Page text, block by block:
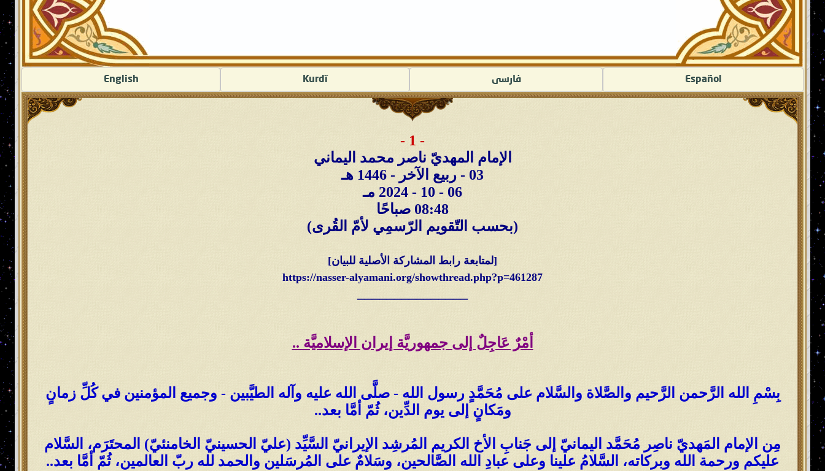
Español فارسى Kurdî
English
- 1 -
الإمام المهديّ ناصر محمد اليماني
03 - ربيع الآخر - 1446 هـ
06 - 10 - 2024 مـ
08:48 صباحًا
(بحسب التّقويم الرّسمِي لأمّ القُرى)
[لمتابعة رابط المشاركة الأصلية للبيان]
https://nasser-alyamani.org/showthread.php?p=461287
أمْرٌ عَاجِلٌ إلى جمهوريَّة إيران الإسلاميَّة ..
بِسْمِ الله الرَّحمن الرَّحيم والصَّلاة والسَّلام على مُحَمَّدٍ رسول الله - صلَّى الله عليه وآله الطيَّبين - وجميع المؤمنين في كُلِّ زمانٍ
ومَكانٍ إلى يوم الدِّين، ثُمّ أمَّا بعد..
مِن الإمام المَهديّ ناصِر مُحَمَّد اليمانيّ إلى جَنابِ الأخ الكريم المُرشِد الإيرانيّ السَّيِّد (عليّ الحسينيّ الخامنئيّ) المحتَرَم، السَّلام
عليكم ورحمة الله وبركاته، السَّلامُ علينا وعلى عبادِ الله الصَّالحين، وسَلامٌ على المُرسَلين والحمد لله ربّ العالمين، ثُمّ أمَّا بعد..